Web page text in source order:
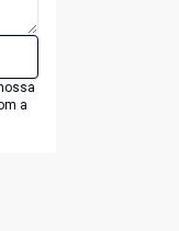
a